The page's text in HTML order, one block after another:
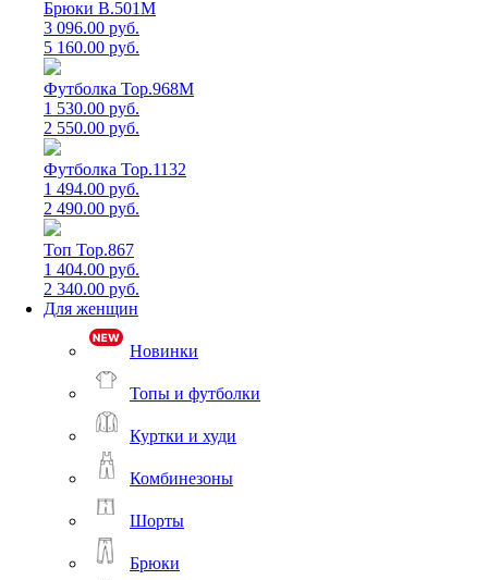
Брюки B.501M
3 096.00 руб.
5 160.00 руб.
Футболка Top.968M
1 530.00 руб.
2 550.00 руб.
Футболка Top.1132
1 494.00 руб.
2 490.00 руб.
Топ Top.867
1 404.00 руб.
2 340.00 руб.
Для женщин
Новинки
Топы и футболки
Куртки и худи
Комбинезоны
Шорты
Брюки